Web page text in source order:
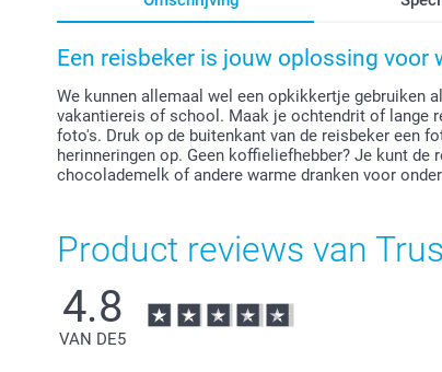
Een reisbeker is jouw oplossing voor
We kunnen allemaal wel een opkikkertje gebruiken
vakantiereis of school. Maak je ochtendrit of lange
foto's. Druk op de buitenkant van de reisbeker een
herinneringen op. Geen koffieliefhebber? Je kunt
chocolademelk of andere warme dranken voor
Product reviews van
4.8
VAN DE5